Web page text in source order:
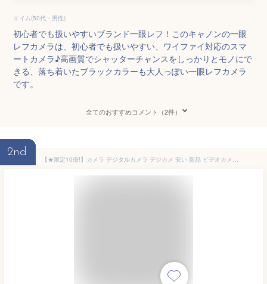
エイム(50代・男性)
初心者でも扱いやすいブランド一眼レフ！このキャノンの一眼
レフカメラは、初心者でも扱いやすい、ワイファイ対応のスマ
ートカメラ♪高画質でシャッターチャンスをしっかりとモノにで
きる、落ち着いたブラックカラーも大人っぽい一眼レフカメラ
です。
全てのおすすめコメント（2件）
2nd
【★限定10倍!】カメラ デジタルカメラ デジカメ 安い 新品 ビデオカメラ 4K 6400万画素 IRナイトビジョン 16倍ズーム 電子手ブレ補正 F=2.7大絞りDVビデオカメラ クリスマス プレゼント 自撮り IRナイトビジョン VLOG Webカメラ Wifi転送 クリスマスプレゼント